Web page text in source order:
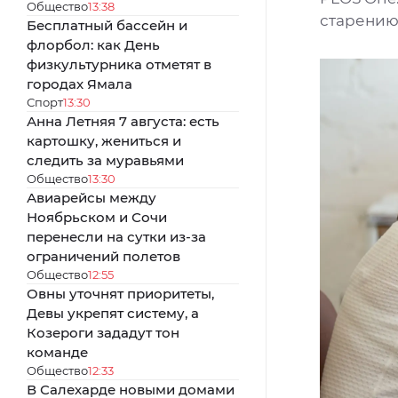
Общество13:38
Бесплатный бассейн и
флорбол: как День
физкультурника отметят в
городах Ямала
Спорт13:30
Анна Летняя 7 августа: есть
картошку, жениться и
следить за муравьями
Общество13:30
Авиарейсы между
Ноябрьском и Сочи
перенесли на сутки из-за
ограничений полетов
Общество12:55
Овны уточнят приоритеты,
Девы укрепят систему, а
Козероги зададут тон
команде
Общество12:33
В Салехарде новыми домами
старению